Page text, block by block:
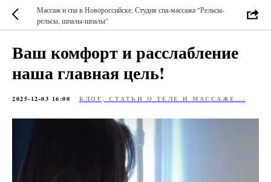
Массаж и спа в Новороссийске. Студия спа-массажа "Рельсы-
рельсы, шпалы-шпалы"
Ваш комфорт и расслабление
наша главная цель!
2025-12-03 16:00 БЛОГ, СТАТЬИ О ТЕЛЕ И МАССАЖЕ...